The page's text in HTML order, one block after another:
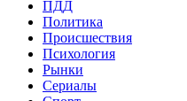
ПДД
Политика
Происшествия
Психология
Рынки
Сериалы